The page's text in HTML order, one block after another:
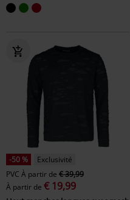
-50 %
Exclusivité
PVC À partir de € 39,99
À partir de € 19,99